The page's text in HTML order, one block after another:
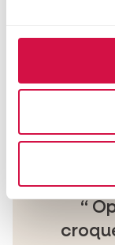
à ce que
heureux